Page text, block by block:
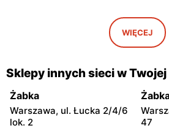
CCC
CCC
Łomianki, ul. Brukowa 25
CCC
CCC
Pruszków, ul. Henryka
CCC
WIĘCEJ
Sklepy innych sieci w
Żabka
Warszawa, ul. Łucka 2/4/6
lok. 2
47